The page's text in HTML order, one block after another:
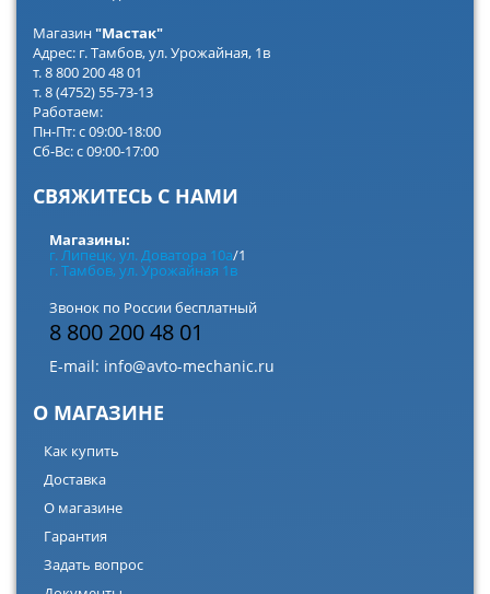
Магазин"Мастак"
Адрес: г. Тамбов, ул. Урожайная, 1в
т. 8 800 200 48 01
т. 8 (4752) 55-73-13
Работаем:
Пн-Пт: с 09:00-18:00
Сб-Вс: с 09:00-17:00
СВЯЖИТЕСЬ С НАМИ
Магазины:
г. Липецк, ул. Доватора 10а/1
г. Тамбов, ул. Урожайная 1в
Звонок по России бесплатный
8 800 200 48 01
E-mail: info@avto-mechanic.ru
О МАГАЗИНЕ
Как купить
Доставка
О магазине
Гарантия
Задать вопрос